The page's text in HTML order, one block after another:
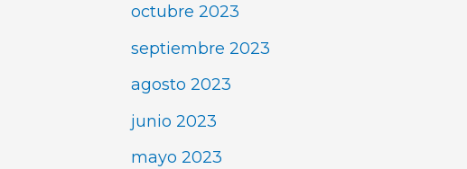
octubre 2023
septiembre 2023
agosto 2023
junio 2023
mayo 2023